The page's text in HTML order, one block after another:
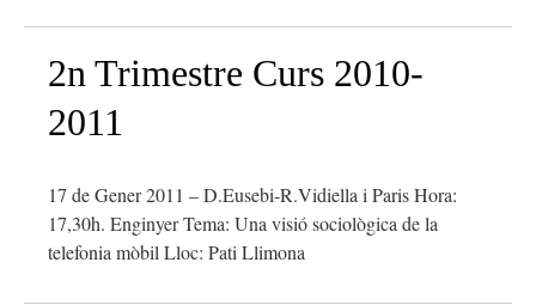
2n Trimestre Curs 2010-
2011
17 de Gener 2011 – D.Eusebi-R.Vidiella i Paris Hora:
17,30h. Enginyer Tema: Una visió sociològica de la
telefonia mòbil Lloc: Pati Llimona